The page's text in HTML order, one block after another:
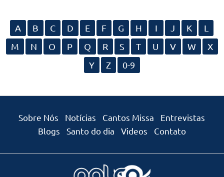
A B C D E F G H I J K
L
M
N O P Q R S T U V W
X
Y
Z 0-9
Sobre Nós Notícias Cantos Missa
Entrevistas
Blogs
Santo do dia Videos Contato